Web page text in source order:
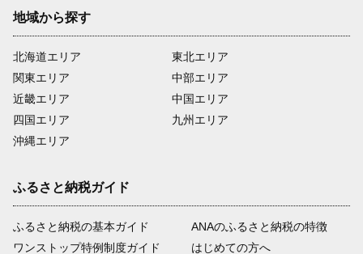
地域から探す
北海道エリア
関東エリア
近畿エリア
四国エリア
沖縄エリア
東北エリア
中部エリア
中国エリア
九州エリア
ふるさと納税ガイド
ふるさと納税の基本ガイド
ワンストップ特例制度ガイド
ANAのふるさと納税の特徴
はじめての方へ